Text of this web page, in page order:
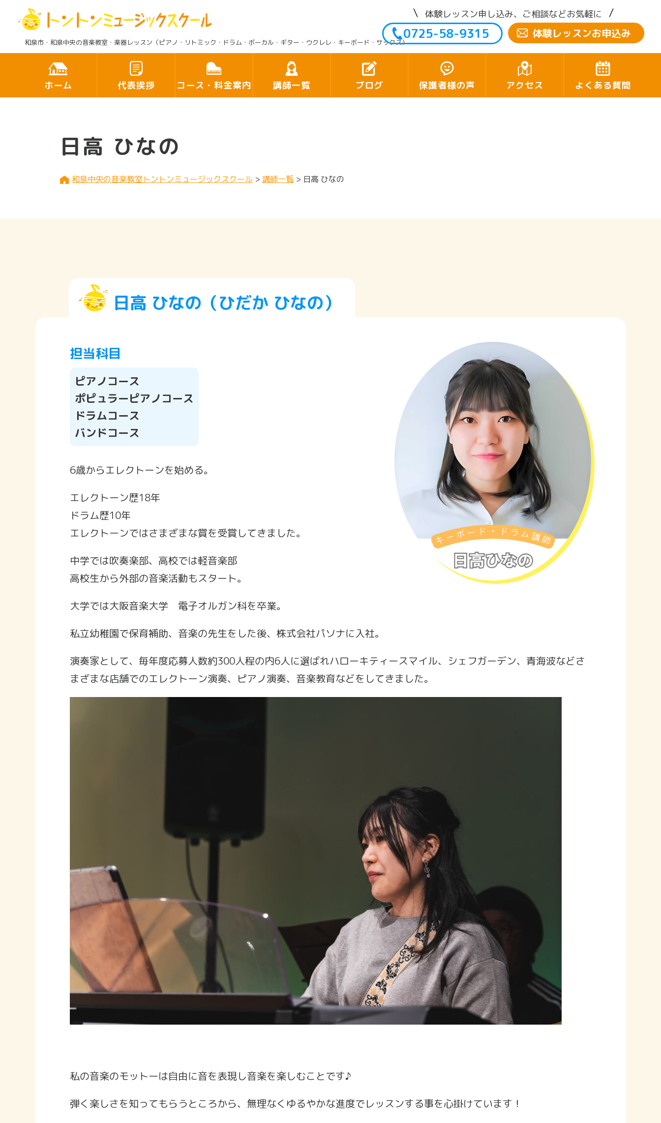
体験レッスン申し込み、ご相談などお気軽に
0725-58-9315 体験レッスンお申込み
和泉市・和泉中央の音楽教室・楽器レッスン（ピアノ・リトミック・ドラム・ボーカル・ギター・ウクレレ・キーボード・サックス）
ホーム 代表挨拶 コース・料金案内 講師一覧 ブログ 保護者様の声 アクセス よくある質問
日高 ひなの
和泉中央の音楽教室トントンミュージックスクール > 講師一覧 > 日高 ひなの
日高 ひなの（ひだか ひなの）
担当科目
ピアノコース
ポピュラーピアノコース
ドラムコース
バンドコース
6歳からエレクトーンを始める。
エレクトーン歴18年
ドラム歴10年
エレクトーンではさまざまな賞を受賞してきました。
中学では吹奏楽部、高校では軽音楽部
高校生から外部の音楽活動もスタート。
大学では大阪音楽大学 電子オルガン科を卒業。
私立幼稚園で保育補助、音楽の先生をした後、株式会社パソナに入社。
演奏家として、毎年度応募人数約300人程の内6人に選ばれハローキティースマイル、シェフガーデン、青海波などさ
まざまな店舗でのエレクトーン演奏、ピアノ演奏、音楽教育などをしてきました。
私の音楽のモットーは自由に音を表現し音楽を楽しむことです♪
弾く楽しさを知ってもらうところから、無理なくゆるやかな進度でレッスンする事を心掛けています！